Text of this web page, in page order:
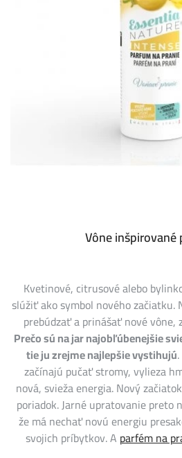
Vône
Kvetinové, citrusové alebo
slúžiť ako symbol nového začiatku.
prebúdzať a prinášať nové vône,
Prečo sú na jar najobľúbenejšie
tie ju zrejme najlepšie vystihujú
začínajú pučať stromy, vylieza
nová, svieža energia. Nový
poriadok. Jarné upratovanie preto
že má nechať novú energiu
svojich príbytkov. A parfém na